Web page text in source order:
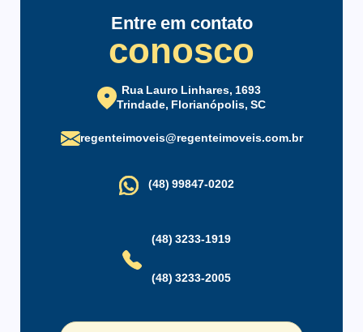
Infraestrutura do condomínio
Brinquedoteca
Circuito Fechado de TV
Espaço Gourmet
Estacionamento
Interfone
Porteiro Eletrônico
Sala Fitness
Entre em contato
conosco
Rua Lauro Linhares, 1693
Trindade, Florianópolis, SC
regenteimoveis@regenteimoveis.com.br
(48) 99847-0202
(48) 3233-1919
(48) 3233-2005